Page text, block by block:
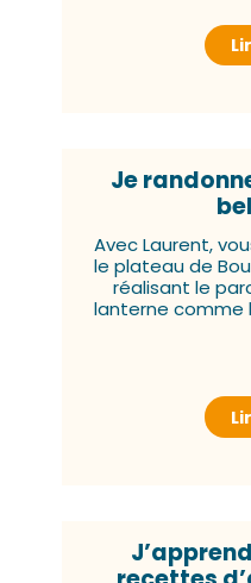
Je
Avec Laurent,
le plateau de
réalisant le
lanterne comme